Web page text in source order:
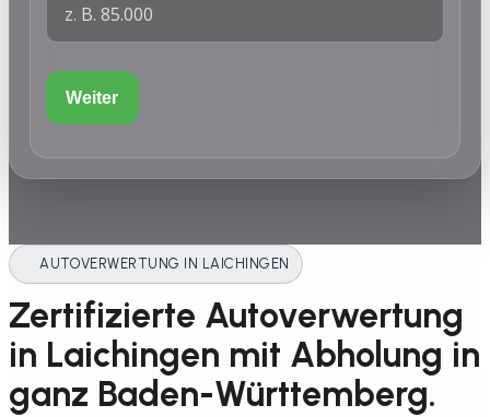
Weiter
AUTOVERWERTUNG IN LAICHINGEN
Zertifizierte Autoverwertung
in Laichingen mit Abholung in
ganz Baden-Württemberg.